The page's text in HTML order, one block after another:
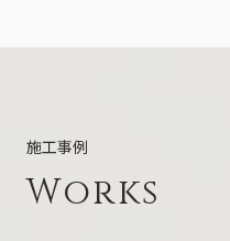
施工事例
Works